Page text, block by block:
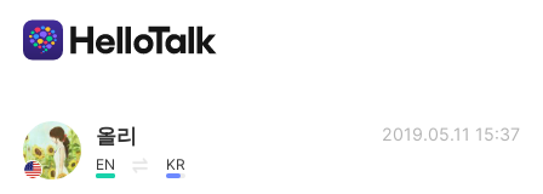
語学交換アプリ
AI Grammar Checker
올리
EN KR
2019.05.11 15:37